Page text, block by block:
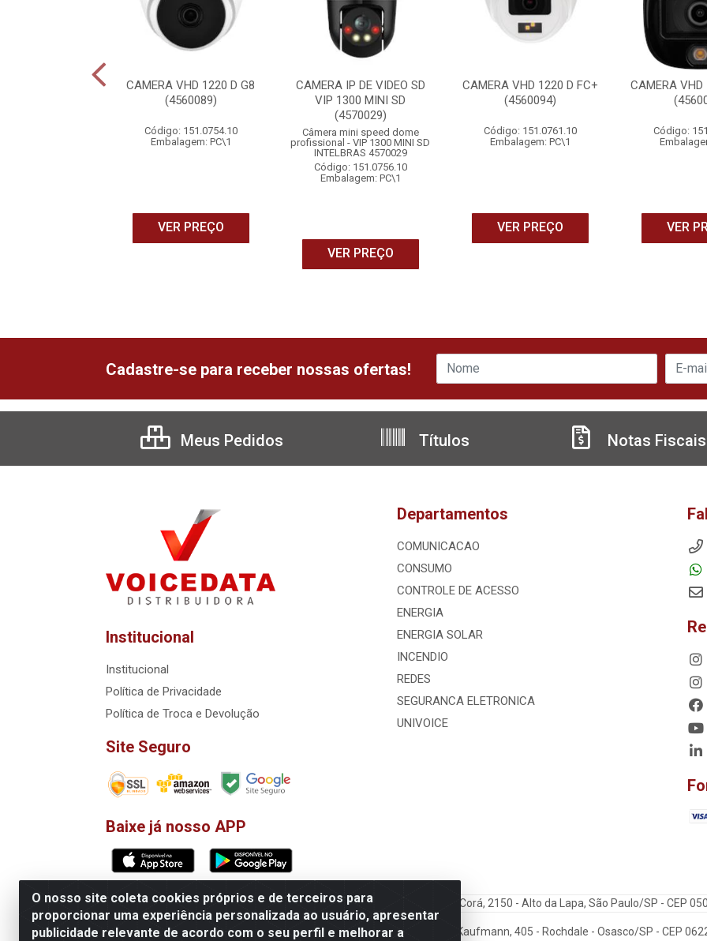
CAMERA VHD 1220 D G8
(4560089)
Código: 151.0754.10
Embalagem: PC\1
VER PREÇO
CAMERA IP DE VIDEO SD
VIP 1300 MINI SD
(4570029)
Câmera mini speed dome
profissional - VIP 1300 MINI SD
INTELBRAS 4570029
Código: 151.0756.10
Embalagem: PC\1
VER PREÇO
CAMERA VHD 1220 D FC+
(4560094)
Código: 151.0761.10
Embalagem: PC\1
VER PREÇO
CAMERA
Código:
VER
O nosso site coleta cookies próprios e de terceiros para
proporcionar uma experiência personalizada ao usuário, apresentar
publicidade relevante de acordo com o seu perfil e melhorar a
Cadastre-se para receber nossas ofertas!
Meus Pedidos Títulos Notas Fiscais
Institucional
Institucional
Política de Privacidade
Política de Troca e Devolução
Site Seguro
Baixe já nosso APP
Departamentos
COMUNICACAO
CONSUMO
CONTROLE DE ACESSO
ENERGIA
ENERGIA SOLAR
INCENDIO
REDES
SEGURANCA ELETRONICA
UNIVOICE
Matriz: VoiceData Systemas Integrados Ltda - Rua Cerro Corá, 2150 - Alto da Lapa, São Paulo/SP - CEP
Filial: VoiceData - Rua João Kaufmann, 405 - Rochdale - Osasco/SP - CEP